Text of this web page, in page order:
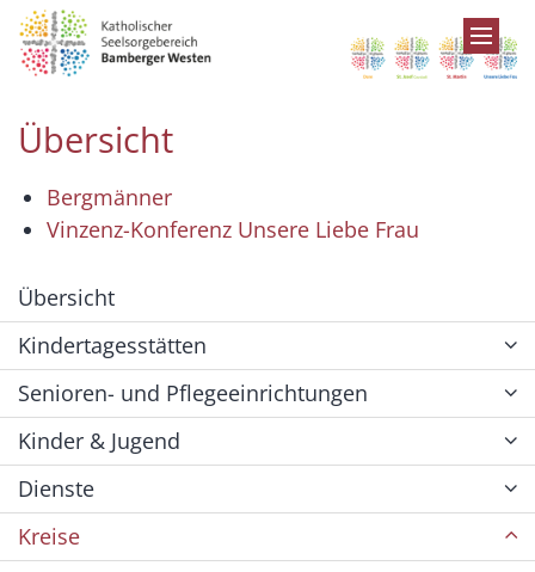
Zum Inhalt springen
Übersicht
Bergmänner
Vinzenz-Konferenz Unsere Liebe Frau
Übersicht
Kindertagesstätten
Senioren- und Pflegeeinrichtungen
Kinder & Jugend
Dienste
Kreise